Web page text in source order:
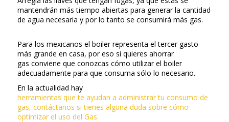
mantendrán más tiempo abiertas para generar la cantidad
de agua necesaria y por lo tanto se consumirá más gas.
Para los mexicanos el boiler representa el tercer gasto
más grande en casa, por eso si quieres ahorrar
gas conviene que conozcas cómo utilizar el boiler
adecuadamente para que consuma sólo lo necesario.
En la actualidad hay
herramientas que te ayudan a administrar tu consumo de
gas, contáctanos si tienes alguna duda sobre cómo
optimizar el uso del Gas.